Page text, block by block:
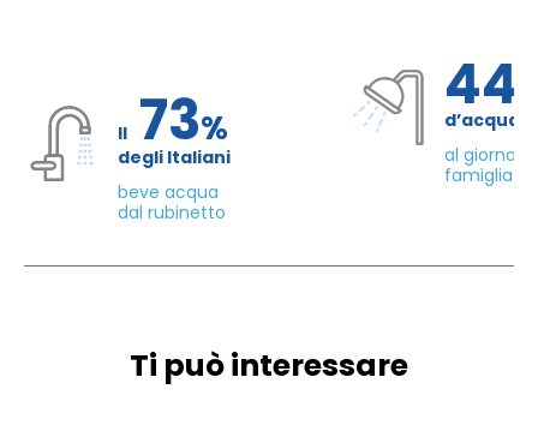
Il 73%
degli Italiani
beve acqua
dal rubinetto
d’acqua
al giorno
famiglia di
Ti può interessare